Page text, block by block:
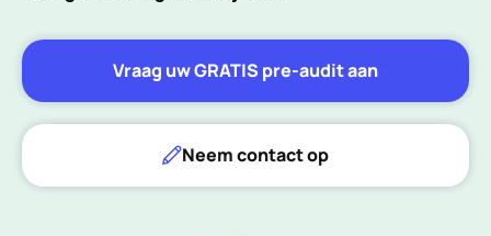
Vraag uw GRATIS pre-audit aan
Neem contact op